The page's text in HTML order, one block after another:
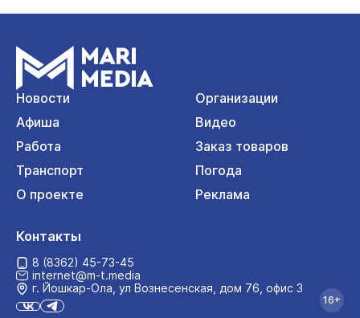
Новости
Организации
Афиша
Видео
Работа
Заказ товаров
Транспорт
Погода
О проекте
Реклама
Контакты
8 (8362) 45-73-45
internet@m-t.media
г. Йошкар‑Ола, ул Вознесенская, дом 76, офис 3
16+